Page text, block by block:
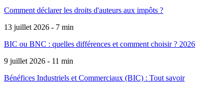
Comment déclarer les droits d'auteurs aux impôts ?
13 juillet 2026 - 7 min
BIC ou BNC : quelles différences et comment choisir ? 2026
9 juillet 2026 - 11 min
Bénéfices Industriels et Commerciaux (BIC) : Tout savoir